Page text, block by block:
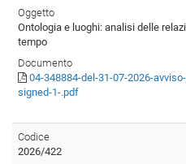
Oggetto
Ontologia e luoghi: analisi delle
tempo
Documento
04-348884-del-31-07-2026-
signed-1-.pdf
Codice
2026/422